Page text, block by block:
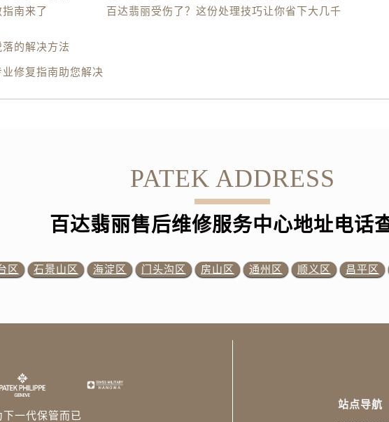
南来了
百达翡丽受伤了？这份处理技巧让你省下大几千
的解决方法
修复指南助您解决
PATEK ADDRESS
百达翡丽售后维修服务中心地址电话
区 石景山区 海淀区 门头沟区 房山区 通州区 顺义区 昌平区
一代保管而已
站点导航